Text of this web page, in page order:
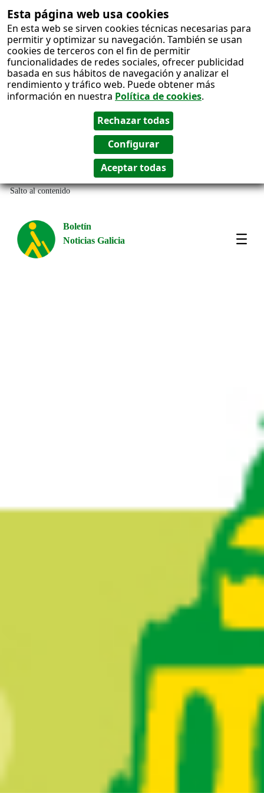
Esta página web usa cookies
En esta web se sirven cookies técnicas necesarias para
permitir y optimizar su navegación. También se usan
cookies de terceros con el fin de permitir
funcionalidades de redes sociales, ofrecer publicidad
basada en sus hábitos de navegación y analizar el
rendimiento y tráfico web. Puede obtener más
información en nuestra Política de cookies.
Salto al contenido
Boletín
Noticias Galicia